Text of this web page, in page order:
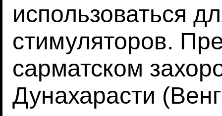
использоваться
стимуляторов.
сарматском
Дунахарасти